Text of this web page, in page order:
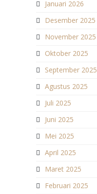
Januari 2026
Desember 2025
November 2025
Oktober 2025
September 2025
Agustus 2025
Juli 2025
Juni 2025
Mei 2025
April 2025
Maret 2025
Februari 2025